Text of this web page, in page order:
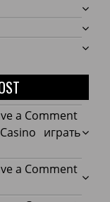
a Commenton
Пин
играть
a Commenton